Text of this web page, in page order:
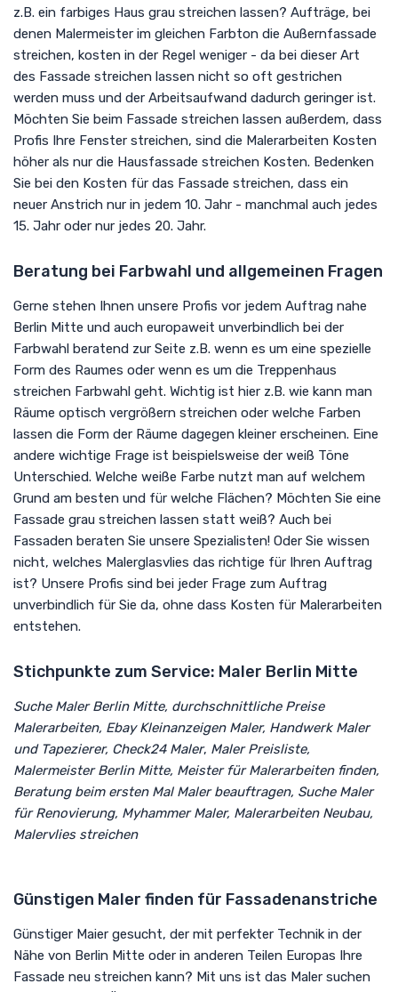
z.B. ein farbiges Haus grau streichen lassen? Aufträge, bei
denen Malermeister im gleichen Farbton die Außernfassade
streichen, kosten in der Regel weniger - da bei dieser Art
des Fassade streichen lassen nicht so oft gestrichen
werden muss und der Arbeitsaufwand dadurch geringer ist.
Möchten Sie beim Fassade streichen lassen außerdem, dass
Profis Ihre Fenster streichen, sind die Malerarbeiten Kosten
höher als nur die Hausfassade streichen Kosten. Bedenken
Sie bei den Kosten für das Fassade streichen, dass ein
neuer Anstrich nur in jedem 10. Jahr - manchmal auch jedes
15. Jahr oder nur jedes 20. Jahr.
Beratung bei Farbwahl und allgemeinen Fragen
Gerne stehen Ihnen unsere Profis vor jedem Auftrag nahe
Berlin Mitte und auch europaweit unverbindlich bei der
Farbwahl beratend zur Seite z.B. wenn es um eine spezielle
Form des Raumes oder wenn es um die Treppenhaus
streichen Farbwahl geht. Wichtig ist hier z.B. wie kann man
Räume optisch vergrößern streichen oder welche Farben
lassen die Form der Räume dagegen kleiner erscheinen. Eine
andere wichtige Frage ist beispielsweise der weiß Töne
Unterschied. Welche weiße Farbe nutzt man auf welchem
Grund am besten und für welche Flächen? Möchten Sie eine
Fassade grau streichen lassen statt weiß? Auch bei
Fassaden beraten Sie unsere Spezialisten! Oder Sie wissen
nicht, welches Malerglasvlies das richtige für Ihren Auftrag
ist? Unsere Profis sind bei jeder Frage zum Auftrag
unverbindlich für Sie da, ohne dass Kosten für Malerarbeiten
entstehen.
Stichpunkte zum Service: Maler Berlin Mitte
Suche MalerBerlin Mitte, durchschnittliche Preise
Malerarbeiten, Ebay Kleinanzeigen Maler, Handwerk Maler
und Tapezierer, Check24 Maler, Maler Preisliste,
Malermeister Berlin Mitte, Meister für Malerarbeiten finden,
Beratung beim ersten Mal Maler beauftragen, Suche Maler
für Renovierung, Myhammer Maler, Malerarbeiten Neubau,
Malervlies streichen
Günstigen Maler finden für Fassadenanstriche
Günstiger Maier gesucht, der mit perfekter Technik in der
Nähe von Berlin Mitte oder in anderen Teilen Europas Ihre
Fassade neu streichen kann? Mit uns ist das Maler suchen